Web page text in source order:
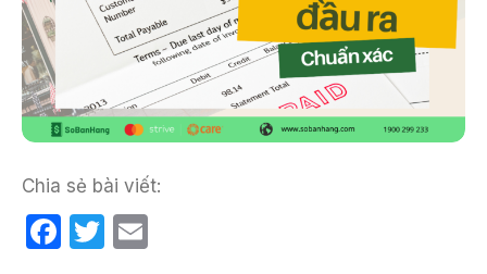
Chia sẻ bài viết:
F
T